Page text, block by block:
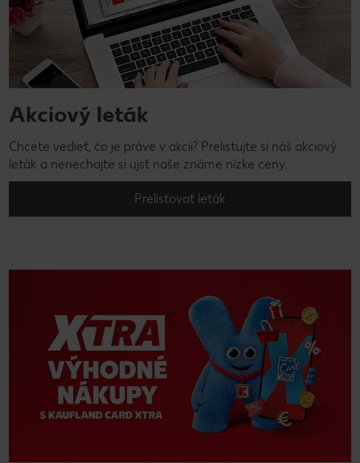
Akciový leták
Chcete vedieť, čo je práve v akcii? Prelistujte si náš akciový
leták a nenechajte si ujsť naše známe nízke ceny.
Prelistovať leták